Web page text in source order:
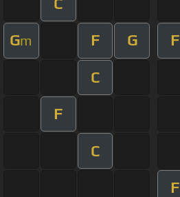
Gm F G F
C
F
C
F